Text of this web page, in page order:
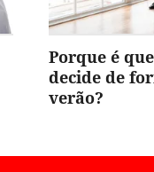
Porque é
decide de
verão?